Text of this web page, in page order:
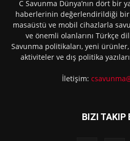
C Savunma Dünya’nın dört bir
haberlerinin değerlendirildiği
masaüstü ve mobil cihazlarla
ve önemli olanlarını Türkçe
Savunma politikaları, yeni
aktiviteler ve dış politika
İletişim:
BIZI TAKIP